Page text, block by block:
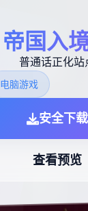
帝国入
普通话正化站
电脑游戏
安全下载
查看预览